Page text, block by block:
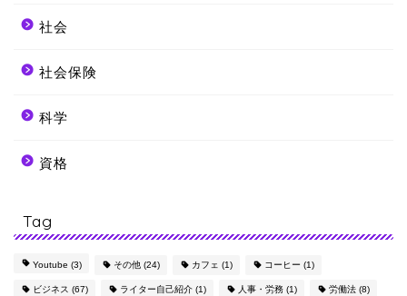
社会
社会保険
科学
資格
Tag
Youtube (3) その他 (24) カフェ (1) コーヒー (1)
ビジネス (67) ライター自己紹介 (1) 人事・労務 (1) 労働法 (8)